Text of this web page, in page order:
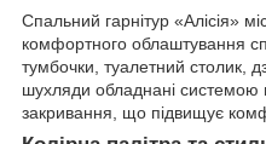
Спальний гарнітур «Алісія»
комфортного облаштування
тумбочки, туалетний столик,
шухляди обладнані системою
закривання, що підвищує